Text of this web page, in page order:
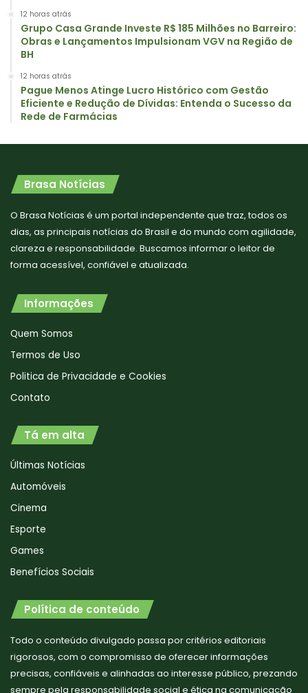
12 horas atrás
Grupo Casa Grande Investe R$ 185 Milhões no Barreiro:
Obras e Lançamentos Impulsionam VGV na Região de
BH
12 horas atrás
Pague Menos Atinge Lucro Histórico com Gestão
Eficiente e Redução de Dívidas: Entenda o Sucesso da
Rede de Farmácias
Brasa Notícias
O Brasa Notícias é um portal independente que traz, todos os
dias, as principais notícias do Brasil e do mundo com agilidade,
clareza e responsabilidade. Buscamos informar o leitor de
forma acessível, confiável e atualizada.
Informações
Quem Somos
Termos de Uso
Politica de Privacidade e Cookies
Contato
Tá em alta
Últimas Notícias
Automóveis
Cinema
Esporte
Games
Benefícios Sociais
Política de conteúdo
Todo o conteúdo divulgado passa por critérios editoriais
rigorosos, com o compromisso de oferecer informações
precisas, confiáveis e alinhadas ao interesse público, prezando
sempre pela responsabilidade social e ética na comunicação